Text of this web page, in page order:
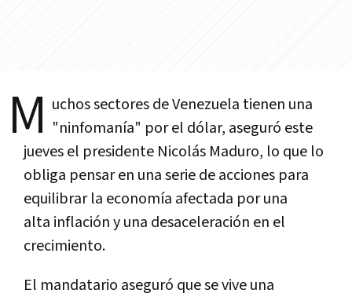
M uchos sectores de Venezuela tienen una
"ninfomanía" por el dólar, aseguró este
jueves el presidente Nicolás Maduro, lo que lo
obliga pensar en una serie de acciones para
equilibrar la economía afectada por una
alta inflación y una desaceleración en el
crecimiento.
El mandatario aseguró que se vive una